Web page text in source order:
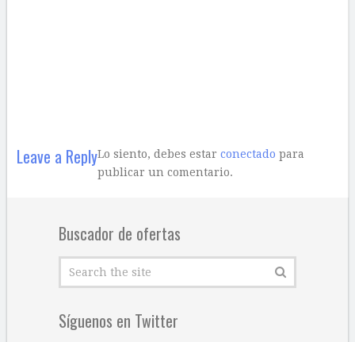
Leave a ReplyLo siento, debes estar conectado para
publicar un comentario.
Buscador de ofertas
Síguenos en Twitter